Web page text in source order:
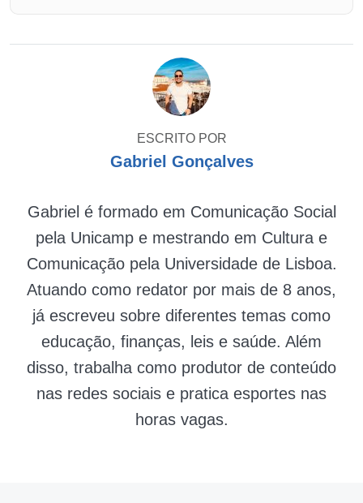
ESCRITO POR
Gabriel Gonçalves
Gabriel é formado em Comunicação Social
pela Unicamp e mestrando em Cultura e
Comunicação pela Universidade de Lisboa.
Atuando como redator por mais de 8 anos,
já escreveu sobre diferentes temas como
educação, finanças, leis e saúde. Além
disso, trabalha como produtor de conteúdo
nas redes sociais e pratica esportes nas
horas vagas.